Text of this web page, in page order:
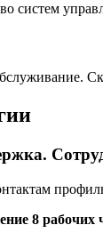
систем
8 рабочих